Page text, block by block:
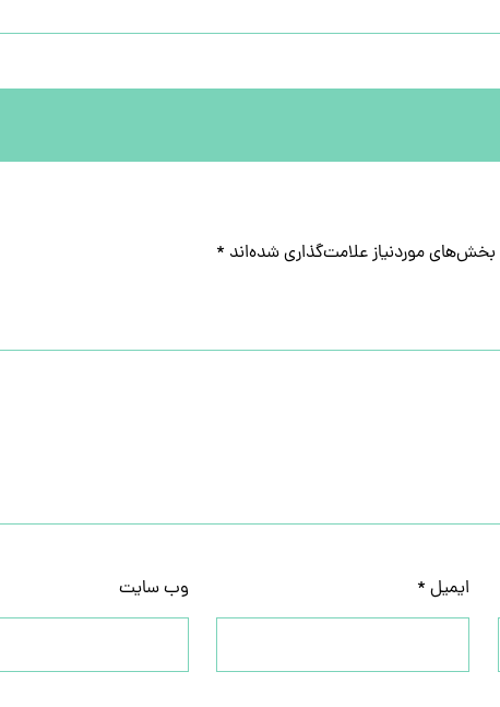
بخش‌های موردنیاز علامت‌گذاری شده‌اند *
ایمیل * وب‌ سایت